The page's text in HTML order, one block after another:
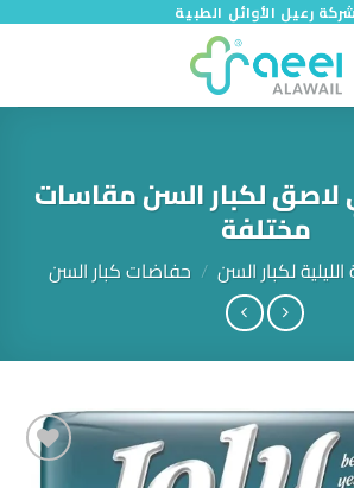
شركة رعيل الأوائل الطبية
لكبار السن مقاسات
مختلفة
الليلية لكبار السن / حفاضات كبار السن